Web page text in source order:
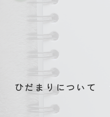
ひだまりについて